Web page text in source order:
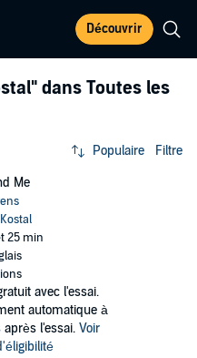
Découvrir
dans Toutes les
Populaire Filtre
Me
25 min
avec l'essai.
automatique à
l'essai. Voir